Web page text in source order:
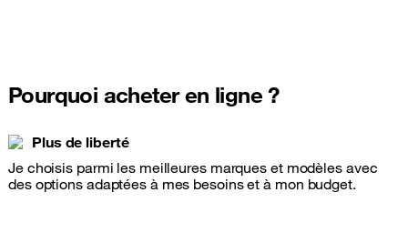
Pourquoi acheter en ligne ?
Plus de liberté
Je choisis parmi les meilleures marques et modèles avec
des options adaptées à mes besoins et à mon budget.